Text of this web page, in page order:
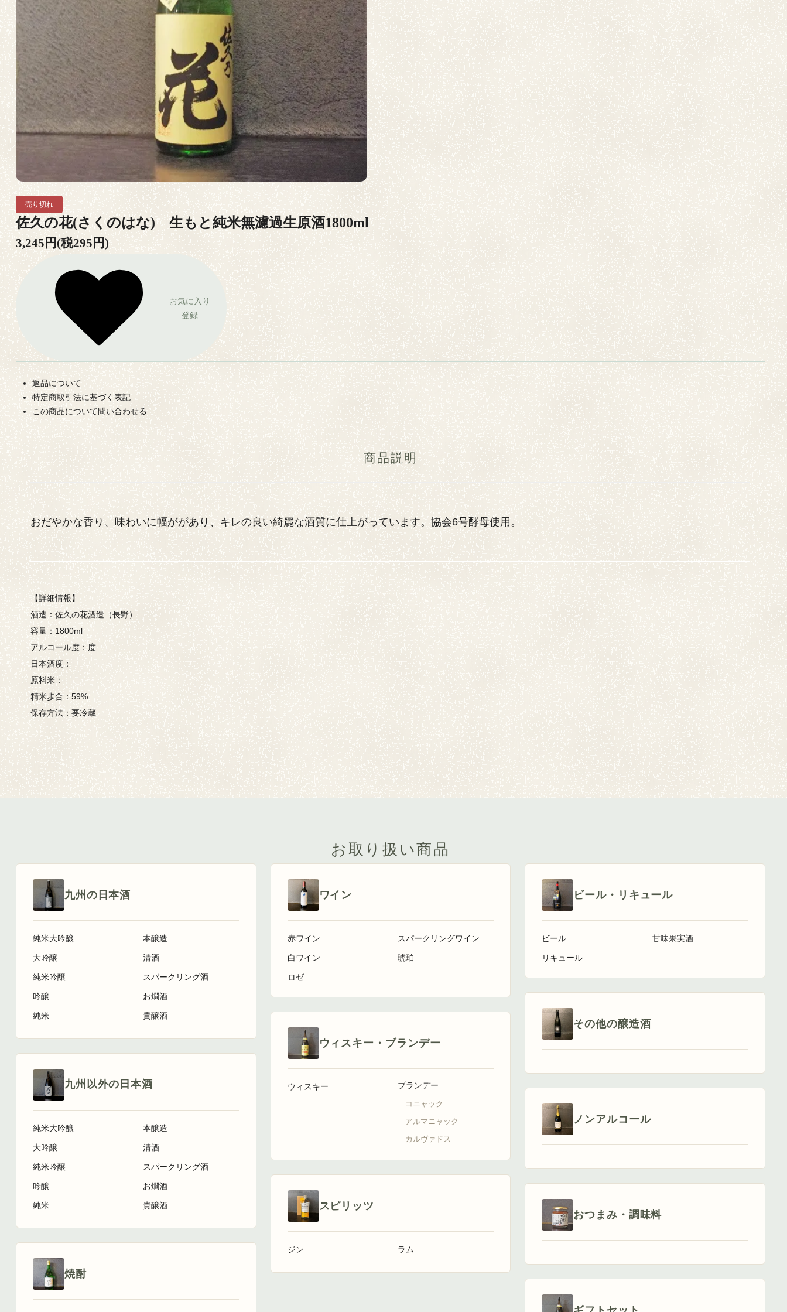
売り切れ
佐久の花(さくのはな) 生もと純米無濾過生原酒1800ml
3,245円(税295円)
お気に入り
登録
返品について
特定商取引法に基づく表記
この商品について問い合わせる
商品説明
おだやかな香り、味わいに幅ががあり、キレの良い綺麗な酒質に仕上がっています。協会6号酵母使用。
【詳細情報】
酒造：佐久の花酒造（長野）
容量：1800ml
アルコール度：度
日本酒度：
原料米：
精米歩合：59%
保存方法：要冷蔵
お取り扱い商品
九州の日本酒
純米大吟醸
大吟醸
純米吟醸
吟醸
純米
本醸造
清酒
スパークリング酒
お燗酒
貴醸酒
九州以外の日本酒
純米大吟醸
大吟醸
純米吟醸
吟醸
純米
本醸造
清酒
スパークリング酒
お燗酒
貴醸酒
焼酎
ワイン
赤ワイン
白ワイン
ロゼ
スパークリングワイン
琥珀
ウィスキー・ブランデー
ウィスキー ブランデー
コニャック
アルマニャック
カルヴァドス
スピリッツ
ジン ラム
ビール・リキュール
ビール
リキュール
甘味果実酒
その他の醸造酒
ノンアルコール
おつまみ・調味料